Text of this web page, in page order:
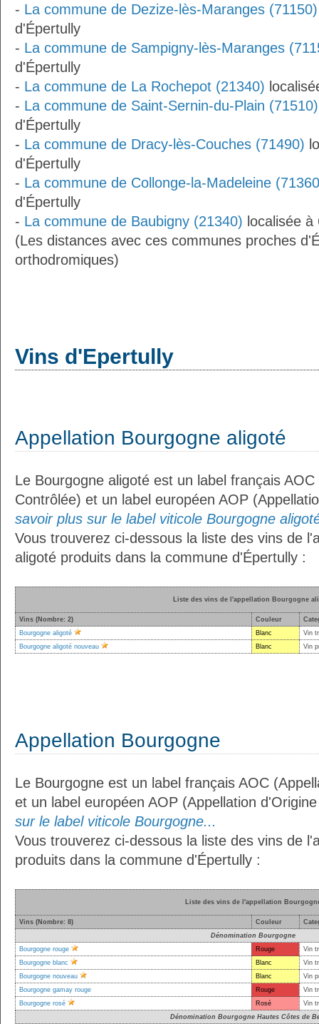
- La commune de Dezize-lès-Maranges (71150)
d'Épertully
- La commune de Sampigny-lès-Maranges
d'Épertully
- La commune de La Rochepot (21340)
- La commune de Saint-Sernin-du-Plain (71510)
d'Épertully
- La commune de Dracy-lès-Couches (71490)
d'Épertully
- La commune de Collonge-la-Madeleine
d'Épertully
- La commune de Baubigny (21340) localisée
(Les distances avec ces communes proches
orthodromiques)
Vins d'Epertully
Appellation Bourgogne aligoté
Le Bourgogne aligoté est un label français
Contrôlée) et un label européen AOP
savoir plus sur le label viticole Bourgogne
Vous trouverez ci-dessous la liste des vins de
aligoté produits dans la commune d'Épertully :
Liste des vins de l'appellation Bourgogne
Vins (Nombre: 2) Couleur
Bourgogne aligoté
Blanc
Vin
Bourgogne aligoté nouveau
Blanc Vin
Appellation Bourgogne
Le Bourgogne est un label français AOC
et un label européen AOP (Appellation
sur le label viticole Bourgogne...
Vous trouverez ci-dessous la liste des vins de
produits dans la commune d'Épertully :
Liste des vins de l'appellation
Vins (Nombre: 8) Couleur
Dénomination Bourgogne
Bourgogne rouge
Rouge
Vin
Bourgogne blanc
Blanc
Vin
Bourgogne nouveau
Blanc
Vin
Bourgogne gamay rouge
Rouge
Vin
Bourgogne rosé
Rosé
Vin
Dénomination Bourgogne Hautes Côtes de